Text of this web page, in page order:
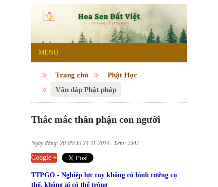
MENU
Trang chủ
Phật Học
Vấn đáp Phật pháp
Thắc mắc thân phận con người
Ngày đăng: 20:09:39 24-11-2014 . Xem: 2342
Google +
TTPGO - Nghiệp lực tuy không có hình tướng cụ
thể, không ai có thể trông